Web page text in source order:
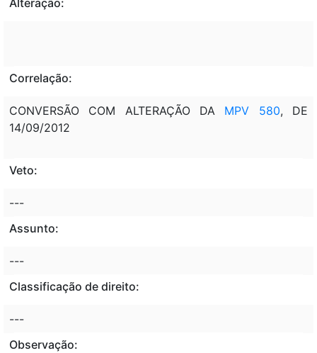
Correlação:
CONVERSÃO COM ALTERAÇÃO DA MPV 580, DE
14/09/2012
Veto:
---
Assunto:
---
Classificação de direito:
---
Observação: